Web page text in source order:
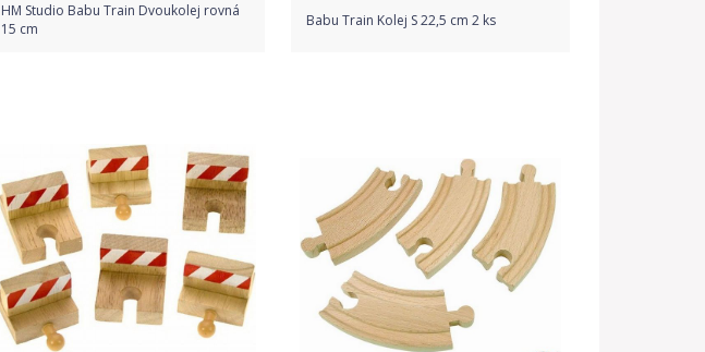
HM Studio Babu Train Dvoukolej rovná
15 cm
Babu Train Kolej S 22,5 cm 2 ks